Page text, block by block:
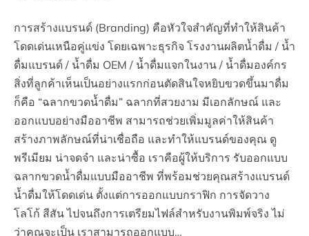
การสร้างแบรนด์ (Branding) คือหัวใจสำคัญที่ทำให้สินค้า
โดดเด่นเหนือคู่แข่ง โดยเฉพาะธุรกิจ โรงงานผลิตน้ำดื่ม / น้ำ
ดื่มแบรนด์ / น้ำดื่ม OEM / น้ำดื่มแจกในงาน / น้ำดื่มองค์กร
สิ่งที่ลูกค้าเห็นเป็นอย่างแรกก่อนตัดสินใจหยิบขวดขึ้นมาดื่ม
ก็คือ “ฉลากขวดน้ำดื่ม” ฉลากที่สวยงาม มีเอกลักษณ์ และ
ออกแบบอย่างมืออาชีพ สามารถช่วยเพิ่มมูลค่าให้สินค้า
สร้างภาพลักษณ์ที่น่าเชื่อถือ และทำให้แบรนด์ของคุณ ดู
พรีเมียม น่าจดจำ และน่าซื้อ เราคือผู้ให้บริการ รับออกแบบ
ฉลากขวดน้ำดื่มแบบมืออาชีพ ที่พร้อมช่วยคุณสร้างแบรนด์
น้ำดื่มให้โดดเด่น ตั้งแต่การออกแบบกราฟิก การจัดวาง
โลโก้ สีสัน ไปจนถึงการเตรียมไฟล์สำหรับงานพิมพ์จริง ไม่
ว่าคุณจะเป็น เราสามารถออกแบบ…